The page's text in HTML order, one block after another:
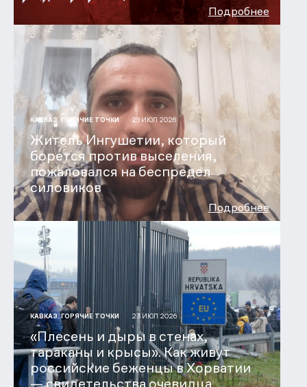
Подробнее
КАВКАЗ. ГОРЯЧИЕ ТОЧКИ 29 ИЮЛ 2026
Житель Ингушетии, который
борется против выселения,
пожаловался на беспредел
силовиков
Подробнее
КАВКАЗ. ГОРЯЧИЕ ТОЧКИ 23 ИЮЛ 2026
«Плесень и дыры в стенах,
тараканы и крысы». Как живут
российские беженцы в Хорватии
— свидетельства очевидца